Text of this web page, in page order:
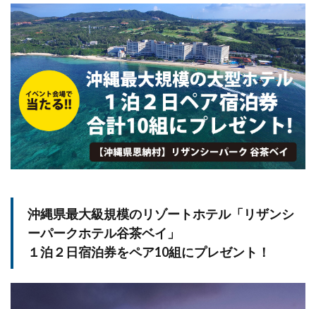
沖縄県最大級規模のリゾートホテル「リザンシ
ーパークホテル谷茶ベイ」
１泊２日宿泊券をペア10組にプレゼント！